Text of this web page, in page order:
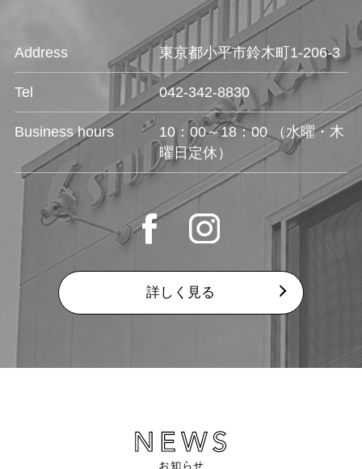
Address 東京都小平市鈴木町1-206-3
Tel 042-342-8830
Business hours
10：00～18：00 （水曜・木
曜日定休）
詳しく見る